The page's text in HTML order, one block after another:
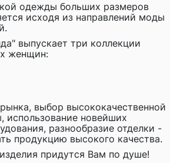
одежды больших размеров
исходя из направлений моды
выпускает три коллекции
женщин:
выбор высококачественной
использование новейших
разнообразие отделки -
продукцию высокого качества.
придутся Вам по душе!